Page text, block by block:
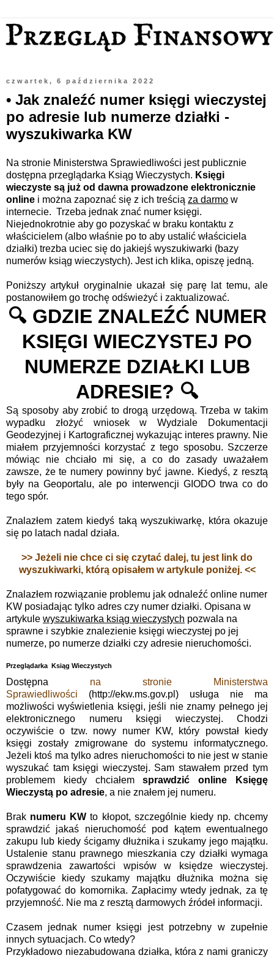
czwartek, 6 października 2022
• Jak znaleźć numer księgi wieczystej
po adresie lub numerze działki -
wyszukiwarka KW
Na stronie Ministerstwa Sprawiedliwości jest publicznie
dostępna przeglądarka Ksiąg Wieczystych. Księgi
wieczyste są już od dawna prowadzone elektronicznie
online i można zapoznać się z ich treścią za darmo w
internecie. Trzeba jednak znać numer księgi.
Niejednokrotnie aby go pozyskać w braku kontaktu z
właścicielem (albo właśnie po to aby ustalić właściciela
działki) trezba uciec się do jakiejś wyszukiwarki (bazy
numerów ksiąg wieczystych). Jest ich klika, opiszę jedną.
Poniższy artykuł oryginalnie ukazał się parę lat temu, ale
postanowiłem go trochę odświeżyć i zaktualizować.
🔍 GDZIE ZNALEŹĆ NUMER
KSIĘGI WIECZYSTEJ PO
NUMERZE DZIAŁKI LUB
ADRESIE? 🔍
Są sposoby aby zrobić to drogą urzędową. Trzeba w takim
wypadku złożyć wniosek w Wydziale Dokumentacji
Geodezyjnej i Kartograficznej wykazując interes prawny. Nie
miałem przyjemności korzystać z tego sposobu. Szczerze
mówiąc nie chciało mi się, a co do zasady uważałem
zawsze, że te numery powinny być jawne. Kiedyś, z resztą
były na Geoportalu, ale po interwencji GIODO trwa co do
tego spór.
Znalazłem zatem kiedyś taką wyszukiwarkę, która okazuje
się po latach nadal działa.
>> Jeżeli nie chce ci się czytać dalej, tu jest link do
wyszukiwarki, którą opisałem w artykule poniżej. <<
Znalazłem rozwiązanie problemu jak odnaleźć online numer
KW posiadając tylko adres czy numer działki. Opisana w
artykule wyszukiwarka ksiąg wieczystych pozwala na
sprawne i szybkie znalezienie księgi wieczystej po jej
numerze, po numerze działki czy adresie nieruchomości.
Przeglądarka Ksiąg Wieczystych
Dostępna na stronie Ministerstwa
Sprawiedliwości (http://ekw.ms.gov.pl) usługa nie ma
możliwości wyświetlenia księgi, jeśli nie znamy pełnego jej
elektronicznego numeru księgi wieczystej. Chodzi
oczywiście o tzw. nowy numer KW, który powstał kiedy
księgi zostały zmigrowane do systemu informatycznego.
Jeżeli ktoś ma tylko adres nieruchomości to nie jest w stanie
wyszukać tam księgi wieczystej. Sam stawałem przed tym
problemem kiedy chciałemsprawdzić online Księgę
Wieczystą po adresie, a nie znałem jej numeru.
Brak numeru KW to kłopot, szczególnie kiedy np. chcemy
sprawdzić jakaś nieruchomość pod kątem ewentualnego
zakupu lub kiedy ścigamy dłużnika i szukamy jego majątku.
Ustalenie stanu prawnego mieszkania czy działki wymaga
sprawdzenia zawartości wpisów w księdze wieczystej.
Oczywiście kiedy szukamy majątku dłużnika można się
pofatygować do komornika. Zapłacimy wtedy jednak, za tę
przyjemność. Nie ma z resztą darmowych źródeł informacji.
Czasem jednak numer księgi jest potrzebny w zupełnie
innych sytuacjach. Co wtedy?
Przykładowo niezabudowana działka, która z nami graniczy